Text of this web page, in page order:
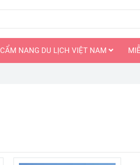
CẨM NANG DU LỊCH VIỆT NAM